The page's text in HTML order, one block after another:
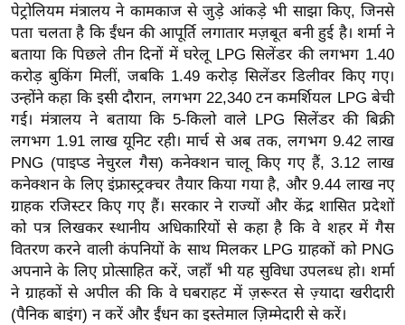
त
ऑ
टो
व
र्ल्ड
न्यू
ज
ब्री
फ
म
नो
रं
ज
पेट्रोलियम मंत्रालय ने कामकाज से जुड़े आंकड़े भी साझा किए, जिनसे
पता चलता है कि ईंधन की आपूर्ति लगातार मज़बूत बनी हुई है। शर्मा ने
बताया कि पिछले तीन दिनों में घरेलू LPG सिलेंडर की लगभग 1.40
करोड़ बुकिंग मिलीं, जबकि 1.49 करोड़ सिलेंडर डिलीवर किए गए।
उन्होंने कहा कि इसी दौरान, लगभग 22,340 टन कमर्शियल LPG बेची
गई। मंत्रालय ने बताया कि 5-किलो वाले LPG सिलेंडर की बिक्री
लगभग 1.91 लाख यूनिट रही। मार्च से अब तक, लगभग 9.42 लाख
PNG (पाइप्ड नेचुरल गैस) कनेक्शन चालू किए गए हैं, 3.12 लाख
कनेक्शन के लिए इंफ्रास्ट्रक्चर तैयार किया गया है, और 9.44 लाख नए
ग्राहक रजिस्टर किए गए हैं। सरकार ने राज्यों और केंद्र शासित प्रदेशों
को पत्र लिखकर स्थानीय अधिकारियों से कहा है कि वे शहर में गैस
वितरण करने वाली कंपनियों के साथ मिलकर LPG ग्राहकों को PNG
अपनाने के लिए प्रोत्साहित करें, जहाँ भी यह सुविधा उपलब्ध हो। शर्मा
ने ग्राहकों से अपील की कि वे घबराहट में ज़रूरत से ज़्यादा खरीदारी
(पैनिक बाइंग) न करें और ईंधन का इस्तेमाल ज़िम्मेदारी से करें।